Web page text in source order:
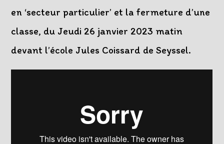
en ‘secteur particulier’ et la fermeture d’une
classe, du Jeudi 26 janvier 2023 matin
devant l’école Jules Coissard de Seyssel.